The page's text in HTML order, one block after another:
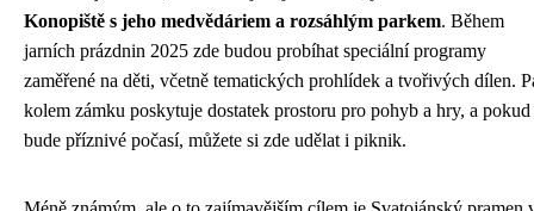
Konopiště s jeho medvědáriem a rozsáhlým parkem. Během
jarních prázdnin 2025 zde budou probíhat speciální programy
zaměřené na děti, včetně tematických prohlídek a tvořivých dílen.
kolem zámku poskytuje dostatek prostoru pro pohyb a hry, a pokud
bude příznivé počasí, můžete si zde udělat i piknik.